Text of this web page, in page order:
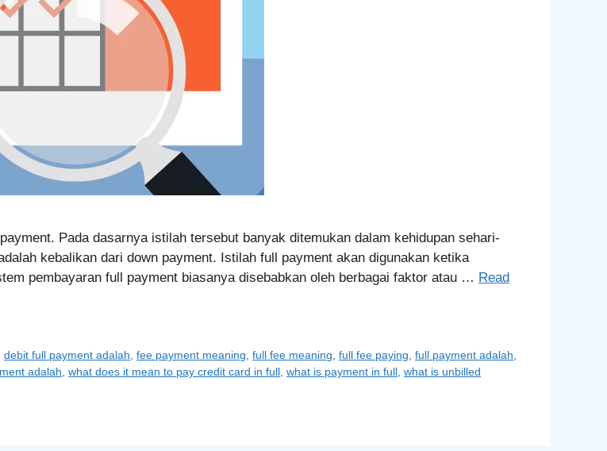
Pada dasarnya istilah tersebut banyak ditemukan dalam kehidupan sehari-
kebalikan dari down payment. Istilah full payment akan digunakan ketika
pembayaran full payment biasanya disebabkan oleh berbagai faktor atau … Read
,debit full payment adalah ,fee payment meaning ,full fee meaning ,full fee paying ,full payment adalah
adalah what does it mean to pay credit card in full what is payment in full what is unbilled